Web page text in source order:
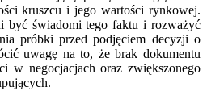
kruszcu i jego wartości rynkowej.
być świadomi tego faktu i rozważyć
próbki przed podjęciem decyzji o
uwagę na to, że brak dokumentu
w negocjacjach oraz zwiększonego